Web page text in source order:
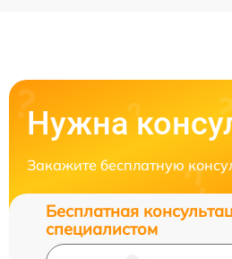
Нужна
Закажите бесплатную
Бесплатная
специалистом